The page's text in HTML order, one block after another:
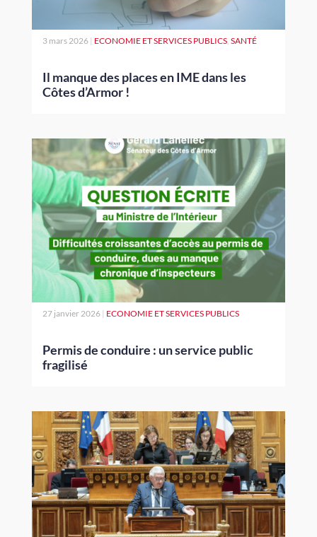
Il manque des places en IME dans les
Côtes d’Armor !
3 mars 2026| ECONOMIE ET SERVICES PUBLICS, SANTÉ
Permis de conduire : un service public
fragilisé
27 janvier 2026| ECONOMIE ET SERVICES PUBLICS